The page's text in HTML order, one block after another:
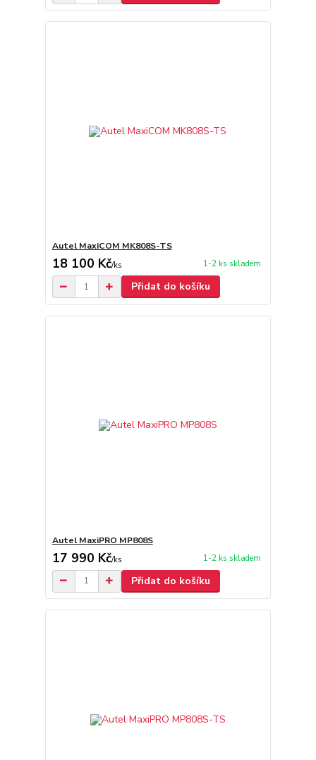
Autel MaxiCOM MK808S-TS
18 100 Kč/ks 1-2 ks skladem
Přidat do košíku
Autel MaxiPRO MP808S
17 990 Kč/ks 1-2 ks skladem
Přidat do košíku